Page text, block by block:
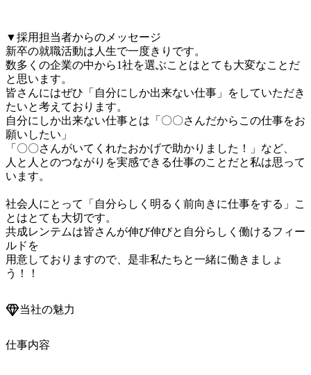
▼採用担当者からのメッセージ
新卒の就職活動は人生で一度きりです。
数多くの企業の中から1社を選ぶことはとても大変なことだ
と思います。
皆さんにはぜひ「自分にしか出来ない仕事」をしていただき
たいと考えております。
自分にしか出来ない仕事とは「〇〇さんだからこの仕事をお
願いしたい」
「〇〇さんがいてくれたおかげで助かりました！」など、
人と人とのつながりを実感できる仕事のことだと私は思って
います。
社会人にとって「自分らしく明るく前向きに仕事をする」こ
とはとても大切です。
共成レンテムは皆さんが伸び伸びと自分らしく働けるフィー
ルドを
用意しておりますので、是非私たちと一緒に働きましょ
当社の魅力
仕事内容